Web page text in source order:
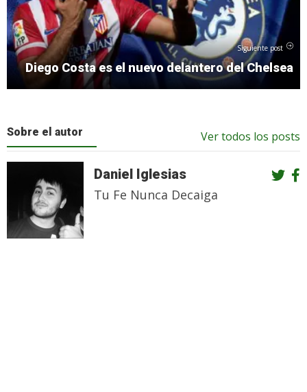
Siguiente post
Diego Costa es el nuevo delantero del Chelsea
Sobre el autor Ver todos los posts
Daniel Iglesias
Tu Fe Nunca Decaiga